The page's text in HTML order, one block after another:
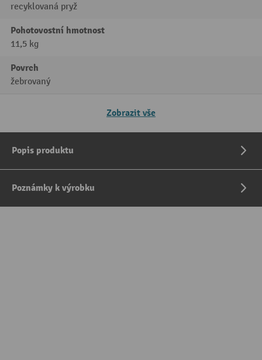
recyklovaná pryž
Pohotovostní hmotnost
11,5 kg
Povrch
žebrovaný
Zobrazit vše
Popis produktu
Poznámky k výrobku